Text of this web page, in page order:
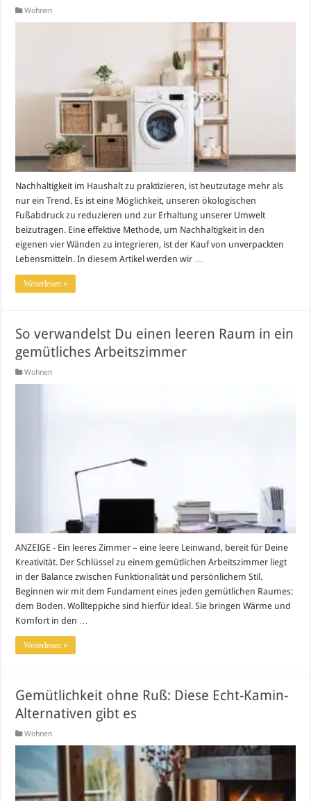
Wohnen
Nachhaltigkeit im Haushalt zu praktizieren, ist heutzutage mehr als
nur ein Trend. Es ist eine Möglichkeit, unseren ökologischen
Fußabdruck zu reduzieren und zur Erhaltung unserer Umwelt
beizutragen. Eine effektive Methode, um Nachhaltigkeit in den
eigenen vier Wänden zu integrieren, ist der Kauf von unverpackten
Lebensmitteln. In diesem Artikel werden wir …
Weiterlesen »
So verwandelst Du einen leeren Raum in ein
gemütliches Arbeitszimmer
Wohnen
ANZEIGE - Ein leeres Zimmer – eine leere Leinwand, bereit für Deine
Kreativität. Der Schlüssel zu einem gemütlichen Arbeitszimmer liegt
in der Balance zwischen Funktionalität und persönlichem Stil.
Beginnen wir mit dem Fundament eines jeden gemütlichen Raumes:
dem Boden. Wollteppiche sind hierfür ideal. Sie bringen Wärme und
Komfort in den …
Weiterlesen »
Gemütlichkeit ohne Ruß: Diese Echt-Kamin-
Alternativen gibt es
Wohnen